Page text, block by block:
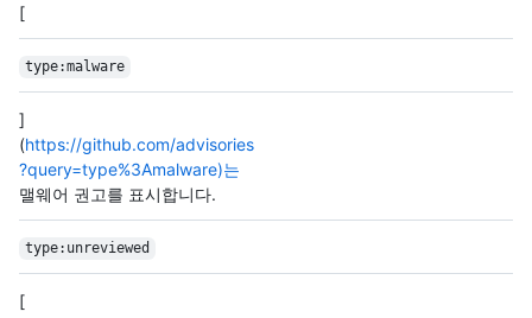
[
type:malware
]
(https://github.com/advisories
?query=type%3Amalware)는
맬웨어 권고를 표시합니다.
type:unreviewed
[